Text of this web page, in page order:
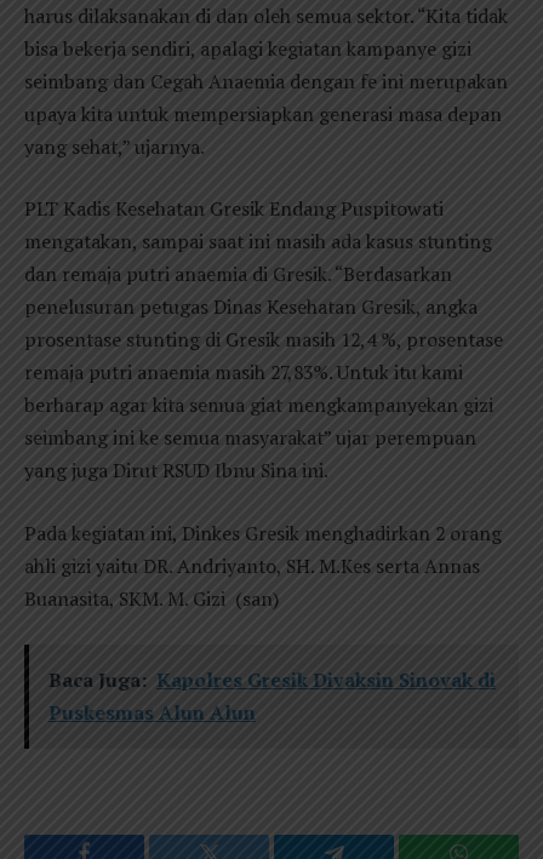
harus dilaksanakan di dan oleh semua sektor. “Kita tidak
bisa bekerja sendiri, apalagi kegiatan kampanye gizi
seimbang dan Cegah Anaemia dengan fe ini merupakan
upaya kita untuk mempersiapkan generasi masa depan
yang sehat,” ujarnya.
PLT Kadis Kesehatan Gresik Endang Puspitowati
mengatakan, sampai saat ini masih ada kasus stunting
dan remaja putri anaemia di Gresik. “Berdasarkan
penelusuran petugas Dinas Kesehatan Gresik, angka
prosentase stunting di Gresik masih 12,4 %, prosentase
remaja putri anaemia masih 27,83%. Untuk itu kami
berharap agar kita semua giat mengkampanyekan gizi
seimbang ini ke semua masyarakat” ujar perempuan
yang juga Dirut RSUD Ibnu Sina ini.
Pada kegiatan ini, Dinkes Gresik menghadirkan 2 orang
ahli gizi yaitu DR. Andriyanto, SH. M.Kes serta Annas
Buanasita, SKM. M. Gizi (san)
Baca Juga: Kapolres Gresik Divaksin Sinovak di
Puskesmas Alun Alun